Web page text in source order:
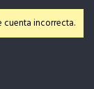
cuenta incorrecta.